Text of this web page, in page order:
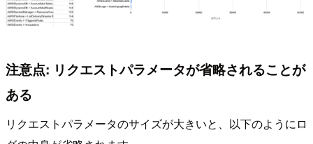
注意点: リクエストパラメータが省略されることが
ある
リクエストパラメータのサイズが大きいと、以下のようにロ